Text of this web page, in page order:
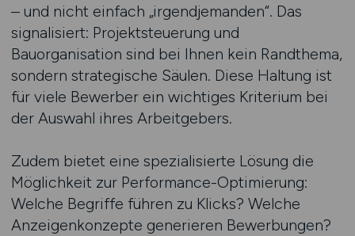
– und nicht einfach „irgendjemanden“. Das
signalisiert: Projektsteuerung und
Bauorganisation sind bei Ihnen kein Randthema,
sondern strategische Säulen. Diese Haltung ist
für viele Bewerber ein wichtiges Kriterium bei
der Auswahl ihres Arbeitgebers.
Zudem bietet eine spezialisierte Lösung die
Möglichkeit zur Performance-Optimierung:
Welche Begriffe führen zu Klicks? Welche
Anzeigenkonzepte generieren Bewerbungen?